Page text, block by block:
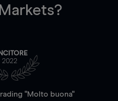
2022
"Molto buona"